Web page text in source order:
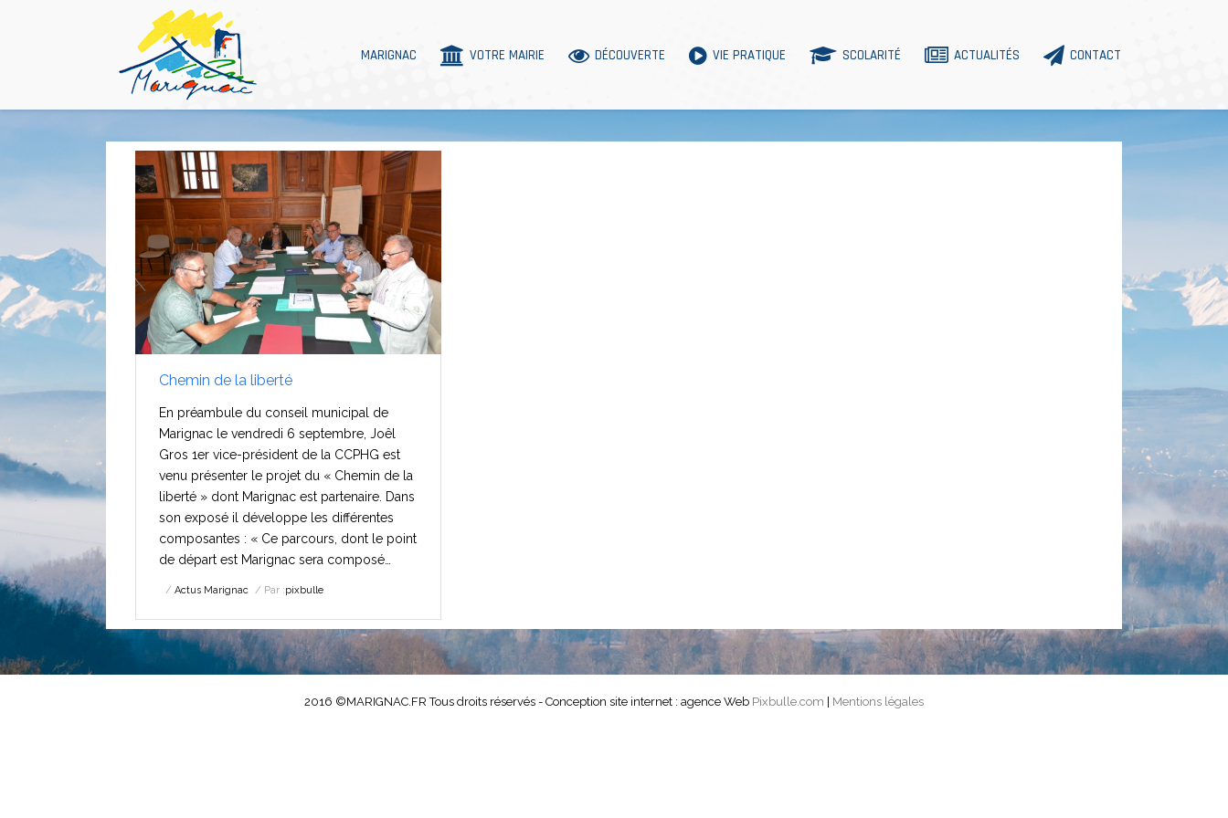
MARIGNAC VOTRE MAIRIE DÉCOUVERTE VIE PRATIQUE SCOLARITÉ ACTUALITÉS CONTACT
Chemin de la liberté
En préambule du conseil municipal de
Marignac le vendredi 6 septembre, Joêl
Gros 1er vice-président de la CCPHG est
venu présenter le projet du « Chemin de la
liberté » dont Marignac est partenaire. Dans
son exposé il développe les différentes
composantes : « Ce parcours, dont le point
de départ est Marignac sera composé…
Actus Marignac Par :pixbulle
2016 ©MARIGNAC.FR Tous droits réservés - Conception site internet : agence Web Pixbulle.com Mentions légales